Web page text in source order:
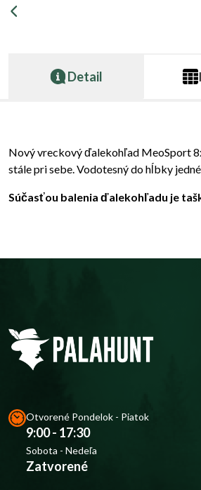
Detail
Nový vreckový ďalekohľad MeoSport
stále pri sebe. Vodotesný do hĺbky
Súčasťou balenia ďalekohľadu je
Otvorené Pondelok - Piatok
9:00 - 17:30
Sobota - Nedeľa
Zatvorené